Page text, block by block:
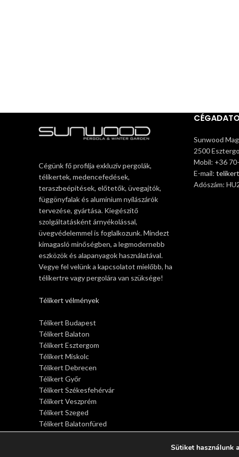
Cégünk fő profilja exkluzív pergolák,
télikertek, medencefedések,
teraszbeépítések, előtetők, üvegajtók,
függönyfalak és alumínium nyílászárók
tervezése, gyártása. Kiegészítő
szolgáltatásként árnyékolással,
üvegvédelemmel is foglalkozunk. Mindezt
kimagasló minőségben, a legmodernebb
eszközök és alapanyagok használatával.
Vegye fel velünk a kapcsolatot mielőbb, ha
télikertre vagy pergolára van szüksége!
Télikert vélmények
Télikert Budapest
Télikert Balaton
Télikert Esztergom
Télikert Miskolc
Télikert Debrecen
Télikert Győr
Télikert Székesfehérvár
Télikert Veszprém
Télikert Szeged
Télikert Balatonfüred
Télikert Siófok
Sunwood
2500
Mobil: +36
E-mail:
Adószám:
Sütiket használunk